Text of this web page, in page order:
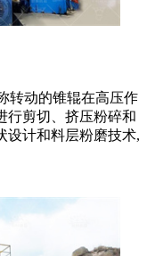
转动的锥辊在高压作
行剪切、挤压粉碎和
设计和料层粉磨技术,